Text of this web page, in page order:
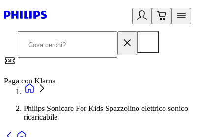
Paga con Klarna
Philips Sonicare For Kids Spazzolino elettrico sonico
ricaricabile